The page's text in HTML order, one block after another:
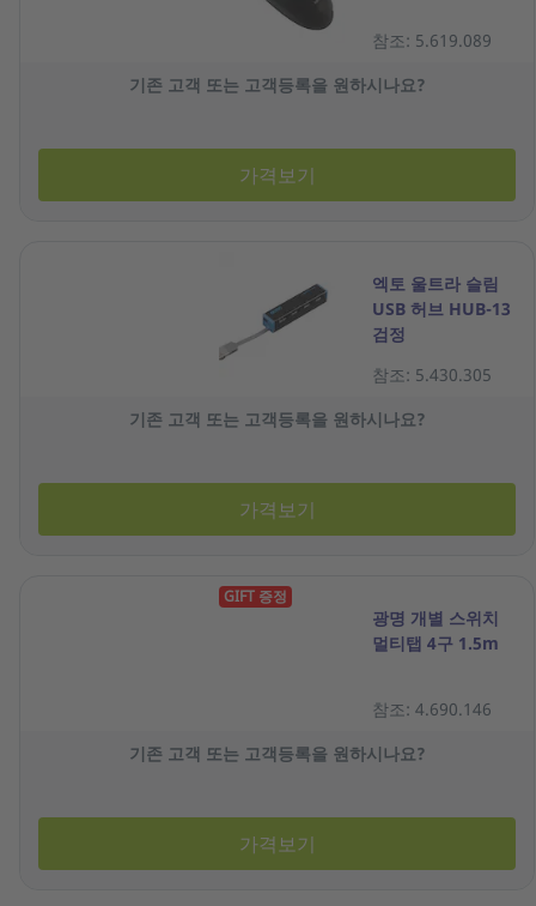
참조: 5.619.089
기존 고객 또는 고객등록을 원하시나요?
가격보기
엑토 울트라 슬림
USB 허브 HUB-13
검정
참조: 5.430.305
기존 고객 또는 고객등록을 원하시나요?
가격보기
GIFT 증정
광명 개별 스위치
멀티탭 4구 1.5m
참조: 4.690.146
기존 고객 또는 고객등록을 원하시나요?
가격보기